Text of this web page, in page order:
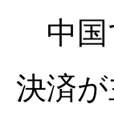
中国
決済